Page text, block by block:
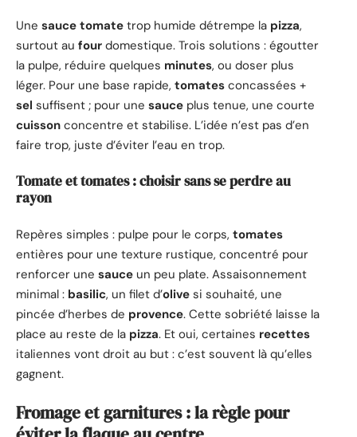
Une sauce tomate trop humide détrempe la pizza,
surtout au four domestique. Trois solutions : égoutter
la pulpe, réduire quelques minutes, ou doser plus
léger. Pour une base rapide, tomates concassées +
sel suffisent ; pour une sauce plus tenue, une courte
cuisson concentre et stabilise. L’idée n’est pas d’en
faire trop, juste d’éviter l’eau en trop.
Tomate et tomates : choisir sans se perdre au
rayon
Repères simples : pulpe pour le corps, tomates
entières pour une texture rustique, concentré pour
renforcer une sauce un peu plate. Assaisonnement
minimal : basilic, un filet d’olive si souhaité, une
pincée d’herbes de provence. Cette sobriété laisse la
place au reste de la pizza. Et oui, certaines recettes
italiennes vont droit au but : c’est souvent là qu’elles
gagnent.
Fromage et garnitures : la règle pour